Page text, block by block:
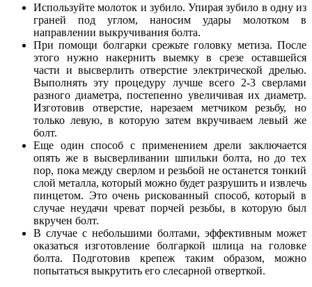
Используйте молоток и зубило. Упирая зубило в одну из
граней под углом, наносим удары молотком в
направлении выкручивания болта.
При помощи болгарки срежьте головку метиза. После
этого нужно накернить выемку в срезе оставшейся
части и высверлить отверстие электрической дрелью.
Выполнять эту процедуру лучше всего 2-3 сверлами
разного диаметра, постепенно увеличивая их диаметр.
Изготовив отверстие, нарезаем метчиком резьбу, но
только левую, в которую затем вкручиваем левый же
болт.
Еще один способ с применением дрели заключается
опять же в высверливании шпильки болта, но до тех
пор, пока между сверлом и резьбой не останется тонкий
слой металла, который можно будет разрушить и извлечь
пинцетом. Это очень рискованный способ, который в
случае неудачи чреват порчей резьбы, в которую был
вкручен болт.
В случае с небольшими болтами, эффективным может
оказаться изготовление болгаркой шлица на головке
болта. Подготовив крепеж таким образом, можно
попытаться выкрутить его слесарной отверткой.